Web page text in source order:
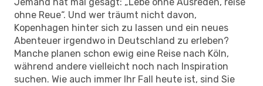
ohne Reue“. Und wer träumt nicht davon,
Kopenhagen hinter sich zu lassen und ein neues
Abenteuer irgendwo in Deutschland zu erleben?
Manche planen schon ewig eine Reise nach Köln,
während andere vielleicht noch nach Inspiration
suchen. Wie auch immer Ihr Fall heute ist, sind Sie